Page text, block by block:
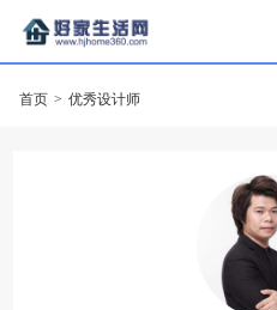
首页 > 优秀设计师